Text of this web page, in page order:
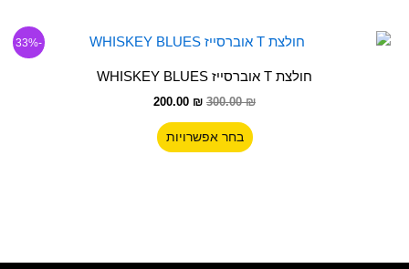
-33%
חולצת T אוברסייז WHISKEY BLUES
300.00₪
המחיר
היה:
300.00 ₪.
200.00 ₪
המחיר
הוא:
200.00 ₪.
בחר אפשרויות
למוצר
יש
מספר
סוגים.
המוצר